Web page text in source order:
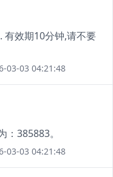
有效期10分钟,请不要
03-03 04:21:48
：385883。
03-03 04:21:48